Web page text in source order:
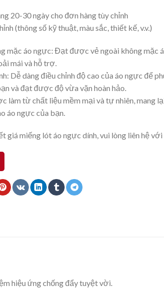
20-30 ngày cho đơn hàng tùy chỉnh
(thông số kỹ thuật, màu sắc, thiết kế, v.v.)
mặc áo ngực: Đạt được vẻ ngoài không mặc
mái và hỗ trợ.
Dễ dàng điều chỉnh độ cao của áo ngực để
và đạt được độ vừa vặn hoàn hảo.
làm từ chất liệu mềm mại và tự nhiên, mang
áo ngực của bạn.
giá miếng lót áo ngực dính, vui lòng liên hệ
hiệu ứng chống đẩy tuyệt vời.